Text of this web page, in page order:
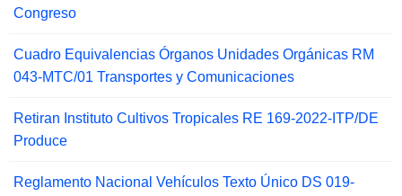
Congreso
Cuadro Equivalencias Órganos Unidades Orgánicas RM
043-MTC/01 Transportes y Comunicaciones
Retiran Instituto Cultivos Tropicales RE 169-2022-ITP/DE
Produce
Reglamento Nacional Vehículos Texto Único DS 019-